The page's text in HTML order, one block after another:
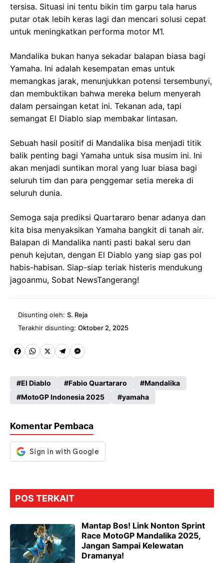
tersisa. Situasi ini tentu bikin tim garpu tala harus
putar otak lebih keras lagi dan mencari solusi cepat
untuk meningkatkan performa motor M1.
Mandalika bukan hanya sekadar balapan biasa bagi
Yamaha. Ini adalah kesempatan emas untuk
memangkas jarak, menunjukkan potensi tersembunyi,
dan membuktikan bahwa mereka belum menyerah
dalam persaingan ketat ini. Tekanan ada, tapi
semangat El Diablo siap membakar lintasan.
Sebuah hasil positif di Mandalika bisa menjadi titik
balik penting bagi Yamaha untuk sisa musim ini. Ini
akan menjadi suntikan moral yang luar biasa bagi
seluruh tim dan para penggemar setia mereka di
seluruh dunia.
Semoga saja prediksi Quartararo benar adanya dan
kita bisa menyaksikan Yamaha bangkit di tanah air.
Balapan di Mandalika nanti pasti bakal seru dan
penuh kejutan, dengan El Diablo yang siap gas pol
habis-habisan. Siap-siap teriak histeris mendukung
jagoanmu, Sobat NewsTangerang!
Disunting oleh: S. Reja
Terakhir disunting: Oktober 2, 2025
Fa
b
o
k
W
ts
A
p
X
Te
gr
a
M
se
n
er
El Diablo Fabio Quartararo
Mandalika
MotoGP Indonesia 2025
yamaha
Komentar Pembaca
POS TERKAIT
Mantap Bos! Link Nonton Sprint
Race MotoGP Mandalika 2025,
Jangan Sampai Kelewatan
Dramanya!